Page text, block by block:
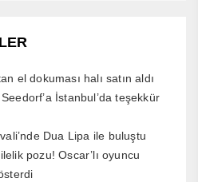
el dokuması halı satın aldı
İstanbul’da teşekkür
Dua Lipa ile buluştu
pozu! Oscar’lı oyuncu